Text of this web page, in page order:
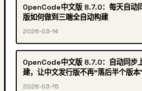
OpenCode中文版 8.7.0：每天自动
版如何做到三端全自动构建
2026-03-14
OpenCode中文版 8.7.0：自动同步
建，让中文发行版不再“落后半个版本
2026-03-15